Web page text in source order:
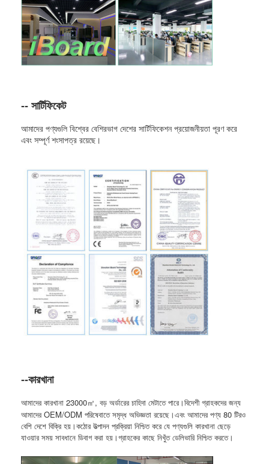
-- সার্টিফিকেট
আমাদের পণ্যগুলি বিশ্বের বেশিরভাগ দেশের সার্টিফিকেশন প্রয়োজনীয়তা পূরণ করে
এবং সম্পূর্ণ শংসাপত্র রয়েছে।
--কারখানা
আমাদের কারখানা 23000㎡ , বড় অর্ডারের চাহিদা মেটাতে পারে।বিদেশী গ্রাহকদের জন্য
আমাদের OEM/ODM পরিষেবাতে সমৃদ্ধ অভিজ্ঞতা রয়েছে।এবং আমাদের পণ্য 80 টিরও
বেশি দেশে বিক্রি হয়।কঠোর উত্পাদন প্রক্রিয়া নিশ্চিত করে যে পণ্যগুলি কারখানা ছেড়ে
যাওয়ার সময় সাবধানে ডিবাগ করা হয়।গ্রাহকের কাছে নিখুঁত ডেলিভারি নিশ্চিত করতে।